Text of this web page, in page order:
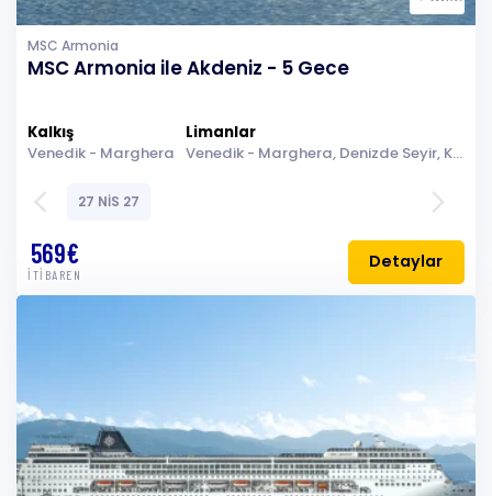
MSC Armonia
MSC Armonia ile Akdeniz - 5 Gece
Kalkış
Venedik - Marghera
Limanlar
Venedik - Marghera, Denizde Seyir, Kotor, Brindisi (Lecce), Split, Venedik - Marghera
arrow_back_ios 27 NİS 27 arrow_forward_ios
569€
İTİBAREN
Detaylar